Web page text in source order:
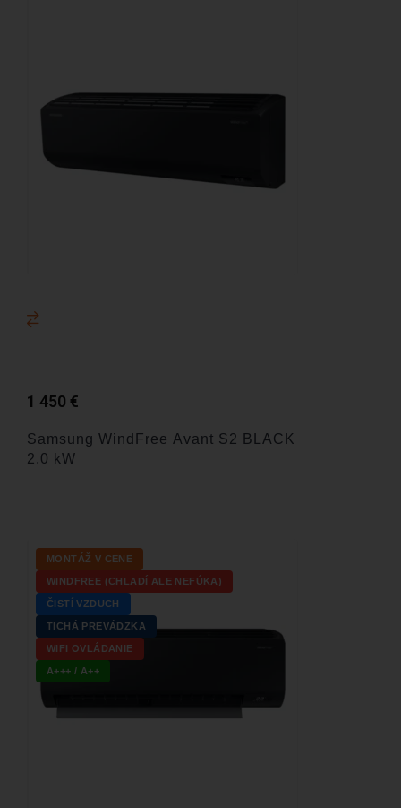
Samsung WindFree Avant S2 BLACK
2,0 kW
1 450 €
MONTÁŽ V CENE
WINDFREE (CHLADÍ ALE NEFÚKA)
ČISTÍ VZDUCH
TICHÁ PREVÁDZKA
WIFI OVLÁDANIE
A+++ / A++